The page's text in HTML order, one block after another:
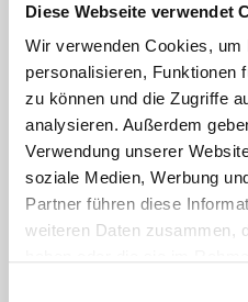
Diese Webseite verwendet
Wir verwenden Cookies, um
personalisieren, Funktionen
zu können und die Zugriffe
analysieren. Außerdem
Verwendung unserer
soziale Medien, Werbung
Partner führen diese
weiteren Daten zusammen,
Future-mobility
About us
Press and media
Career